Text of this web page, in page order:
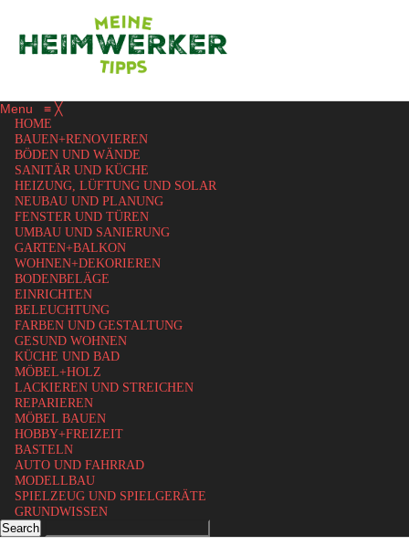
Menu ≡ ╳
HOME
BAUEN+RENOVIEREN
BÖDEN UND WÄNDE
SANITÄR UND KÜCHE
HEIZUNG, LÜFTUNG UND SOLAR
NEUBAU UND PLANUNG
FENSTER UND TÜREN
UMBAU UND SANIERUNG
GARTEN+BALKON
WOHNEN+DEKORIEREN
BODENBELÄGE
EINRICHTEN
BELEUCHTUNG
FARBEN UND GESTALTUNG
GESUND WOHNEN
KÜCHE UND BAD
MÖBEL+HOLZ
LACKIEREN UND STREICHEN
REPARIEREN
MÖBEL BAUEN
HOBBY+FREIZEIT
BASTELN
AUTO UND FAHRRAD
MODELLBAU
SPIELZEUG UND SPIELGERÄTE
GRUNDWISSEN